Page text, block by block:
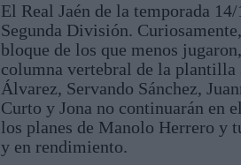
El Real Jaén de la temporada
Segunda División.
bloque de los que menos
columna vertebral de la plantilla
Álvarez, Servando Sánchez,
Curto y Jona no continuarán en
los planes de Manolo Herrero y
y en rendimiento.